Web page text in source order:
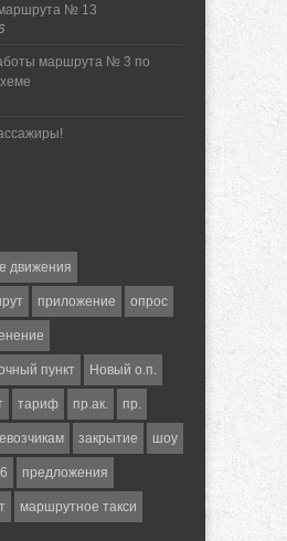
№ 13
маршрута № 3 по
движения
приложение опрос
пункт Новый о.п.
тариф пр.ак. пр.
закрытие шоу
предложения
маршрутное такси